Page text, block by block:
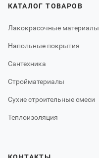
КАТАЛОГ ТОВАРОВ
Лакокрасочные материалы
Напольные покрытия
Сантехника
Стройматериалы
Сухие строительные смеси
Теплоизоляция